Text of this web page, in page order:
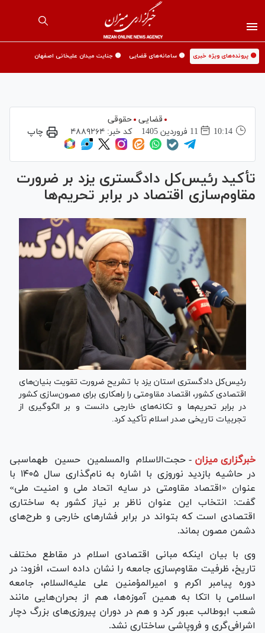
🟡 پرونده‌های ویژه خبری 🟡 سامانه‌های قضایی 🟡 جنایت میدان علیخانی اصفهان
قضایی حقوقی
10:14
11 فروردين 1405 کد خبر:۴۸۸۹۲۶۴ چاپ
تأکید رئیس‌کل دادگستری یزد بر ضرورت
مقاوم‌سازی اقتصاد در برابر تحریم‌ها
رئیس‌کل دادگستری استان یزد با تشریح ضرورت تقویت بنیان‌های
اقتصادی کشور، اقتصاد مقاومتی را راهکاری برای مصون‌سازی کشور
در برابر تحریم‌ها و تکانه‌های خارجی دانست و بر الگوگیری از
تجربیات تاریخی صدر اسلام تأکید کرد.
خبرگزاری میزان - حجت‌الاسلام والمسلمین حسین طهماسبی
در حاشیه بازدید نوروزی با اشاره به نام‌گذاری سال ۱۴۰۵ با
عنوان «اقتصاد مقاومتی در سایه اتحاد ملی و امنیت ملی»
گفت: انتخاب این عنوان ناظر بر نیاز کشور به ساختاری
اقتصادی است که بتواند در برابر فشار‌های خارجی و طرح‌های
دشمن مصون بماند.
وی با بیان اینکه مبانی اقتصادی اسلام در مقاطع مختلف
تاریخ، ظرفیت مقاوم‌سازی جامعه را نشان داده است، افزود: در
دوره پیامبر اکرم و امیرالمؤمنین علی علیه‌السلام، جامعه
اسلامی با اتکا به همین آموزه‌ها، هم از بحران‌هایی مانند
شعب ابوطالب عبور کرد و هم در دوران پیروزی‌های بزرگ دچار
اشرافی‌گری و فروپاشی ساختاری نشد.